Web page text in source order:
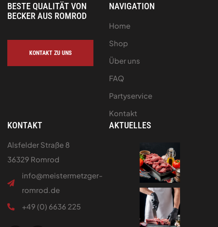
BESTE QUALITÄT VON
BECKER AUS ROMROD
KONTAKT ZU UNS
NAVIGATION
Home
Shop
Über uns
FAQ
Partyservice
Kontakt
KONTAKT
Alsfelder Straße 8
36329 Romrod
info@meistermetzger-
romrod.de
+49 (0) 6636 225
AKTUELLES